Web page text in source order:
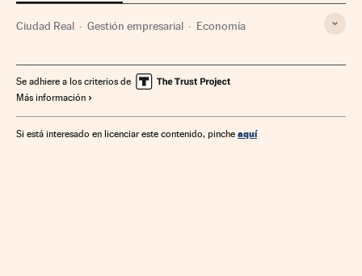
Ciudad Real Gestión empresarial Economía
Se adhiere a los criterios de
Más información
Si está interesado en licenciar este contenido, pinche aquí